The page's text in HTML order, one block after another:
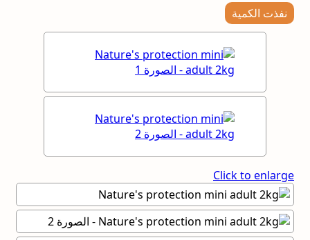
نفذت الكمية
Click to enlarge